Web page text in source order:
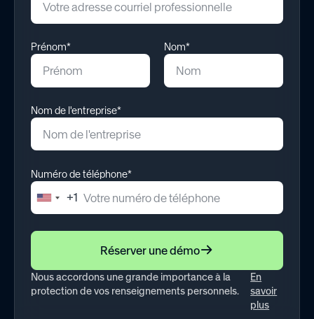
Prénom* Nom*
Nom de l'entreprise*
Numéro de téléphone*
United
States
+1
+1
Réserver une démo
Nous accordons une grande importance à la
protection de vos renseignements personnels.
En
savoir
plus